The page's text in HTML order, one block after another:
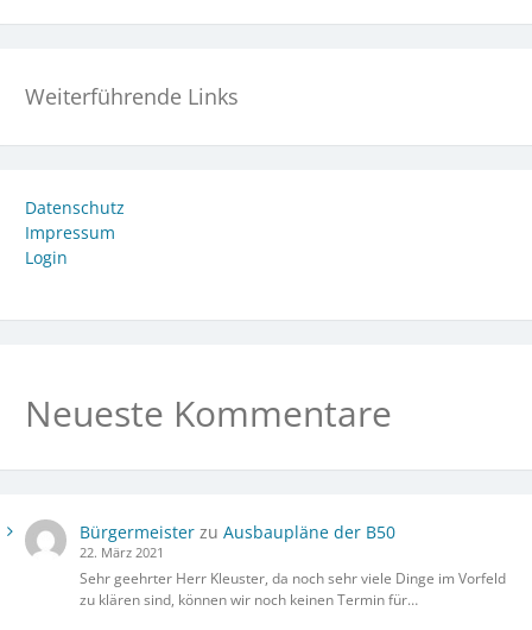
Weiterführende Links
Datenschutz
Impressum
Login
Neueste Kommentare
Bürgermeisterzu Ausbaupläne der B50
22. März 2021
Sehr geehrter Herr Kleuster, da noch sehr viele Dinge im Vorfeld
zu klären sind, können wir noch keinen Termin für…